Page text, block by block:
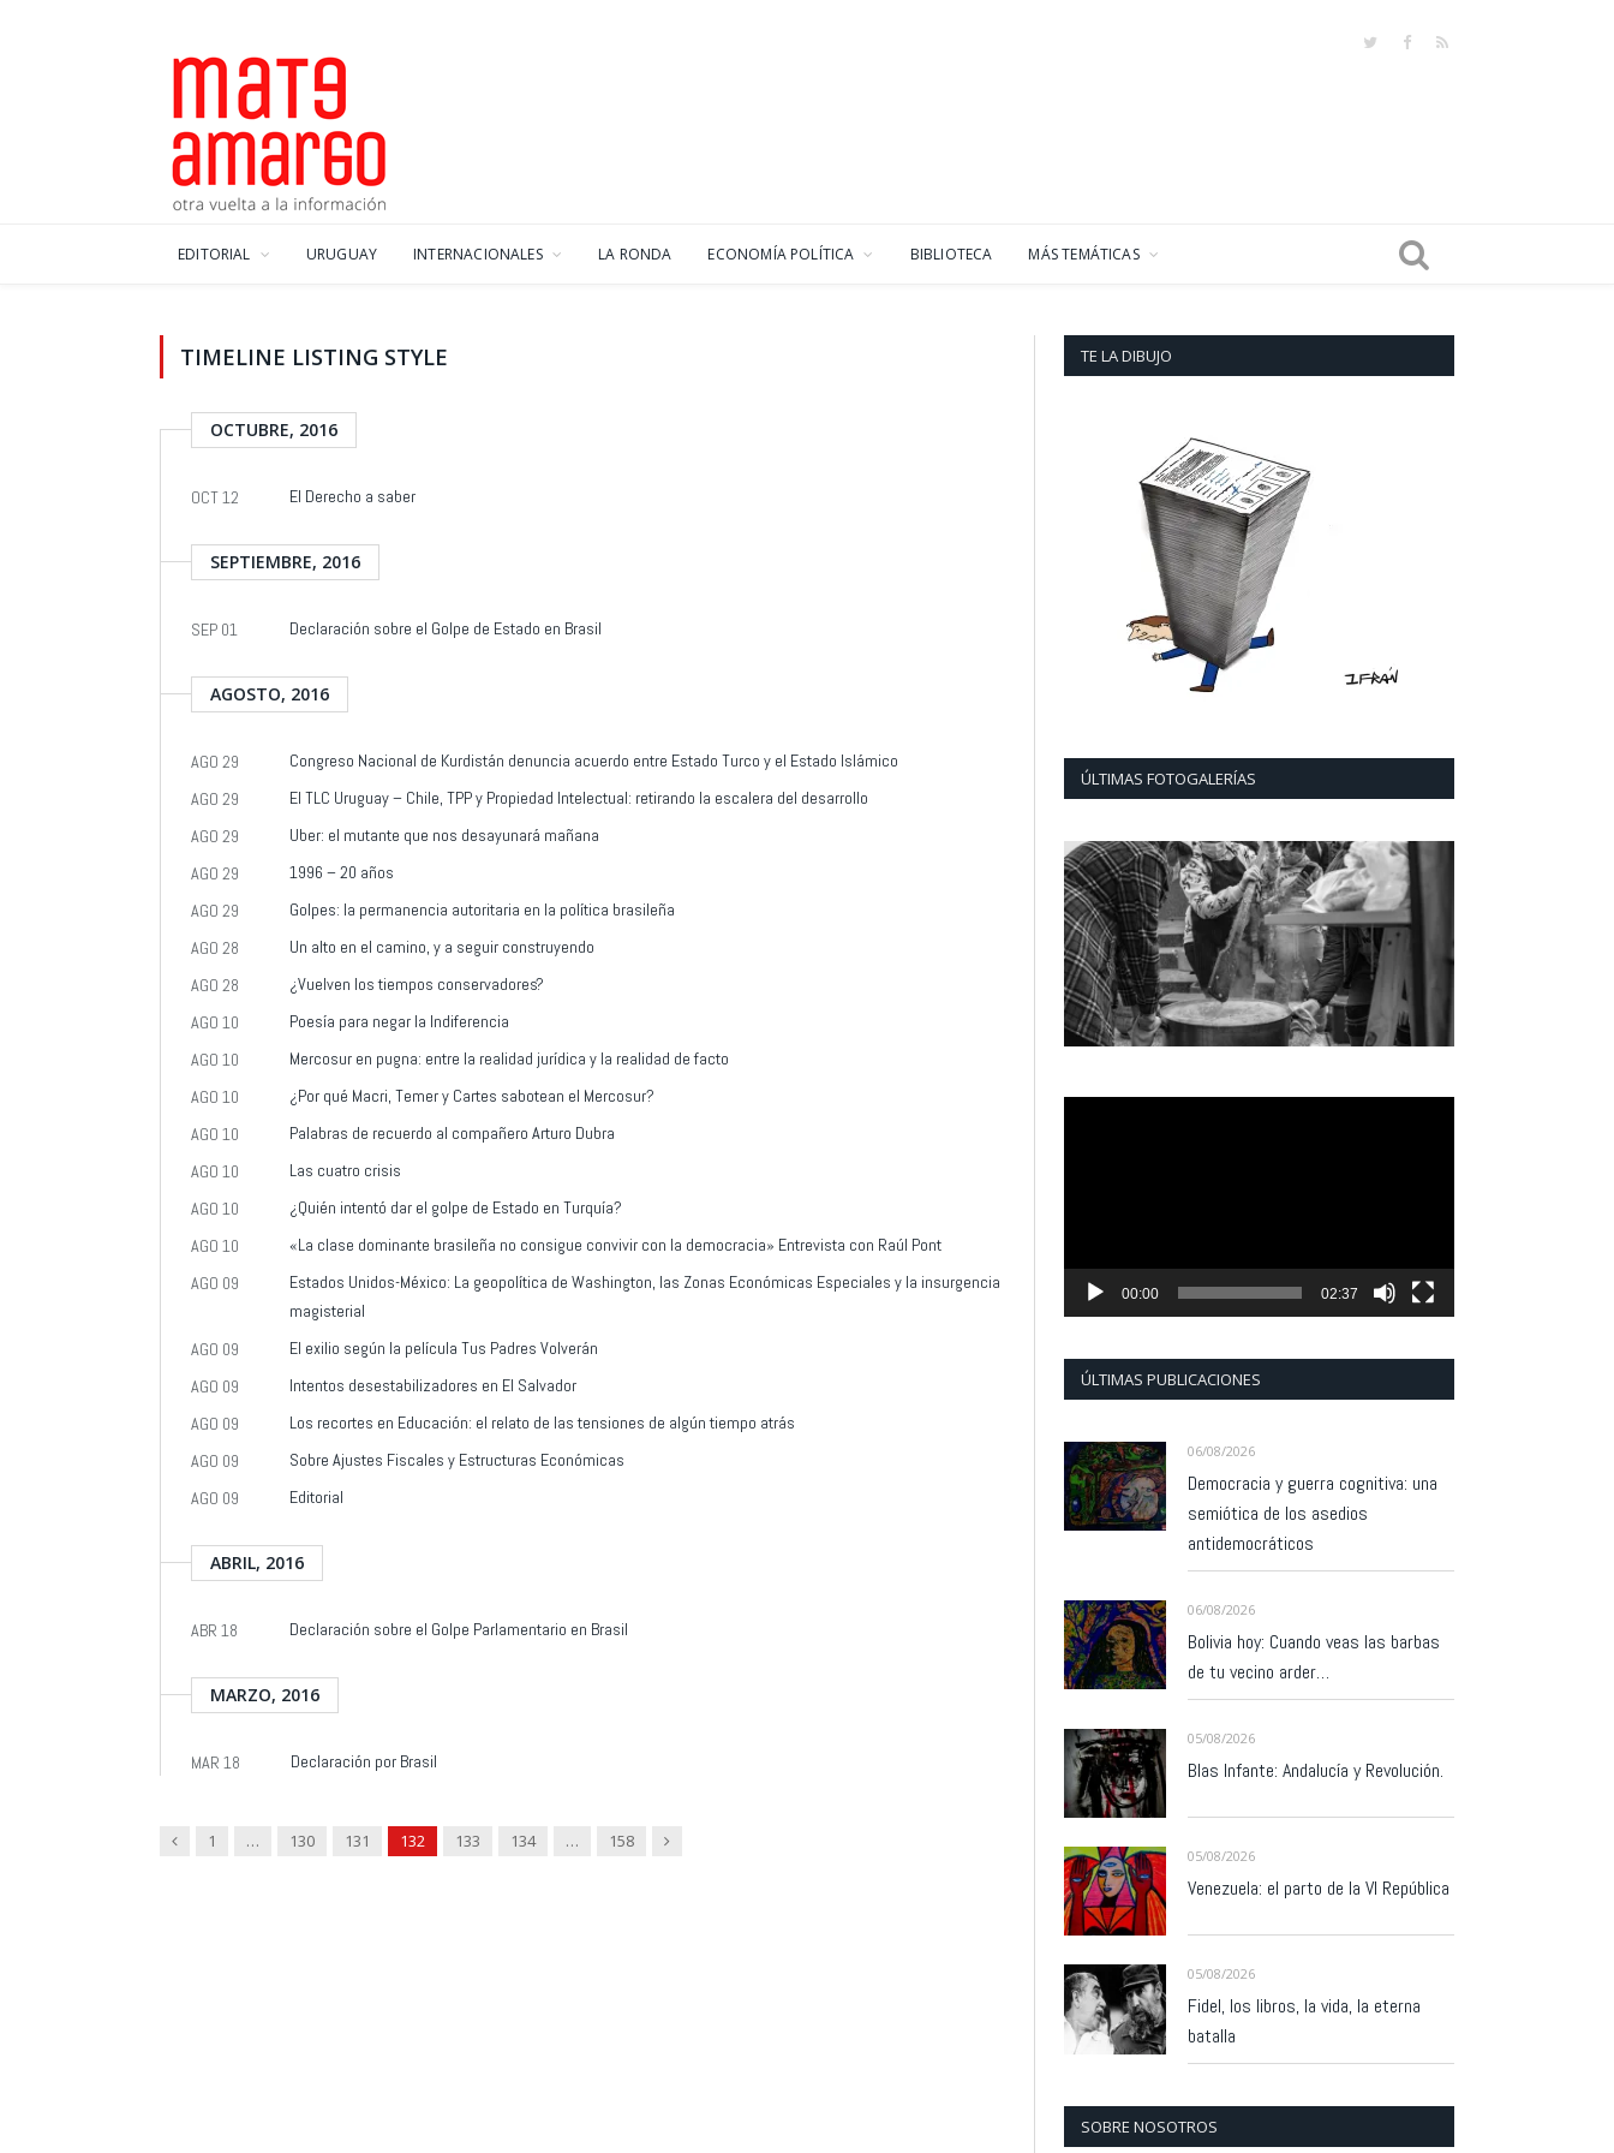
TwitterFacebook
RSS
EDITORIAL URUGUAY INTERNACIONALES LA RONDA ECONOMÍA POLÍTICA BIBLIOTECA MÁS TEMÁTICAS
TIMELINE LISTING STYLE
OCTUBRE, 2016
OCT 12 El Derecho a saber
SEPTIEMBRE, 2016
SEP 01 Declaración sobre el Golpe de Estado en Brasil
AGOSTO, 2016
AGO 29
Congreso Nacional de Kurdistán denuncia acuerdo entre Estado Turco y el Estado Islámico
AGO 29
El TLC Uruguay – Chile, TPP y Propiedad Intelectual: retirando la escalera del desarrollo
AGO 29
Uber: el mutante que nos desayunará mañana
AGO 29
1996 – 20 años
AGO 29
Golpes: la permanencia autoritaria en la política brasileña
AGO 28
Un alto en el camino, y a seguir construyendo
AGO 28
¿Vuelven los tiempos conservadores?
AGO 10
Poesía para negar la Indiferencia
AGO 10
Mercosur en pugna: entre la realidad jurídica y la realidad de facto
AGO 10
¿Por qué Macri, Temer y Cartes sabotean el Mercosur?
AGO 10
Palabras de recuerdo al compañero Arturo Dubra
AGO 10
Las cuatro crisis
AGO 10
¿Quién intentó dar el golpe de Estado en Turquía?
AGO 10
«La clase dominante brasileña no consigue convivir con la democracia» Entrevista con Raúl Pont
AGO 09
Estados Unidos-México: La geopolítica de Washington, las Zonas Económicas Especiales y la insurgencia
magisterial
AGO 09
El exilio según la película Tus Padres Volverán
AGO 09
Intentos desestabilizadores en El Salvador
AGO 09
Los recortes en Educación: el relato de las tensiones de algún tiempo atrás
AGO 09
Sobre Ajustes Fiscales y Estructuras Económicas
AGO 09
Editorial
ABRIL, 2016
ABR 18 Declaración sobre el Golpe Parlamentario en Brasil
MARZO, 2016
MAR 18 Declaración por Brasil
Previous
1 … 130 131 132 133 134 … 158 Next
TE LA DIBUJO
ÚLTIMAS FOTOGALERÍAS
00:00 02:37
ÚLTIMAS PUBLICACIONES
06/08/2026
Democracia y guerra cognitiva: una
semiótica de los asedios
antidemocráticos
06/08/2026
Bolivia hoy: Cuando veas las barbas
de tu vecino arder…
05/08/2026
Blas Infante: Andalucía y Revolución.
05/08/2026
Venezuela: el parto de la VI República
05/08/2026
Fidel, los libros, la vida, la eterna
batalla
SOBRE NOSOTROS